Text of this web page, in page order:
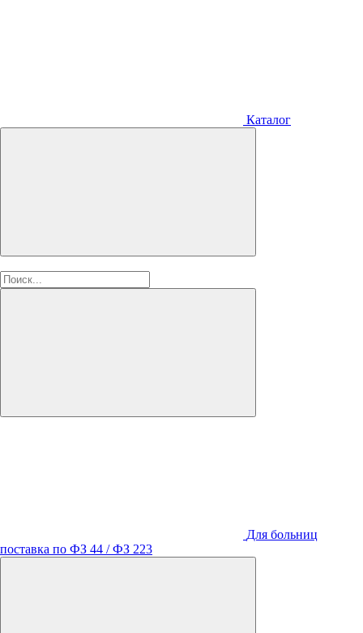
Каталог
Для больниц
поставка по ФЗ 44 / ФЗ 223